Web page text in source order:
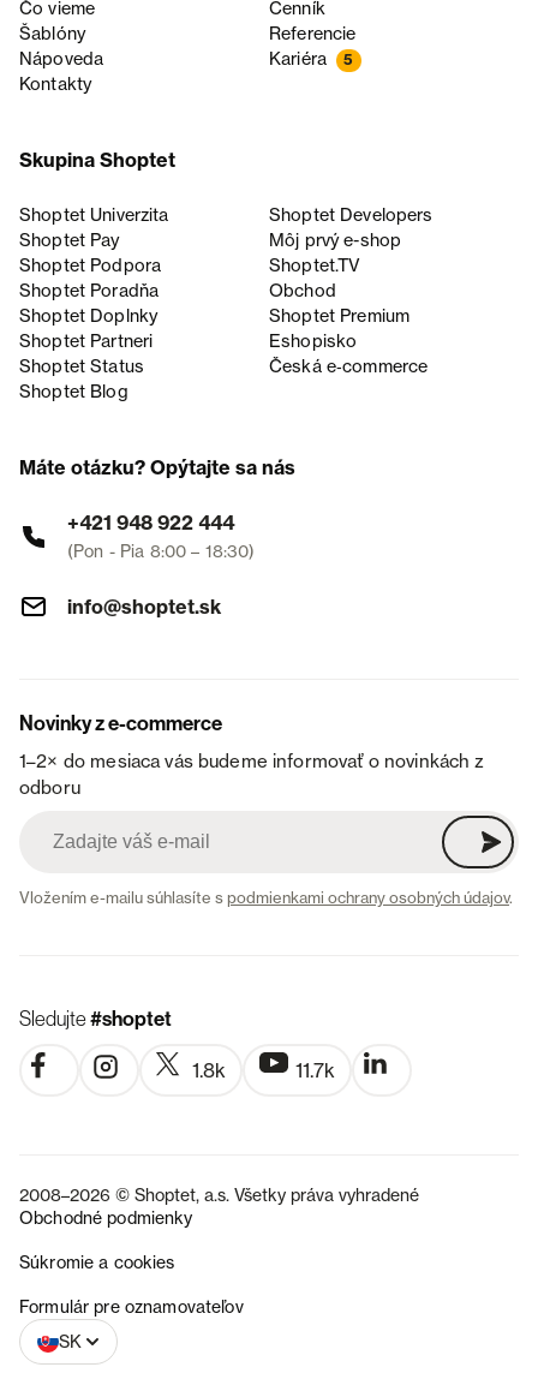
Čo vieme
Cenník
Šablóny
Referencie
Nápoveda
Kariéra 5
Kontakty
Skupina Shoptet
Shoptet Univerzita
Shoptet Developers
Shoptet Pay
Môj prvý e-shop
Shoptet Podpora
Shoptet.TV
Shoptet Poradňa
Obchod
Shoptet Doplnky
Shoptet Premium
Shoptet Partneri
Eshopisko
Shoptet Status
Česká e‑commerce
Shoptet Blog
Máte otázku? Opýtajte sa nás
+421 948 922 444
(Pon - Pia 8:00 – 18:30)
info@shoptet.sk
Novinky z e-commerce
1–2× do mesiaca vás budeme informovať o novinkách z
odboru
Vložením e-mailu súhlasíte spodmienkami ochrany osobných údajov.
Sledujte#shoptet
1.8k 11.7k
2008–2026 © Shoptet, a.s. Všetky práva vyhradené
Obchodné podmienky
Súkromie a cookies
Formulár pre oznamovateľov
SK